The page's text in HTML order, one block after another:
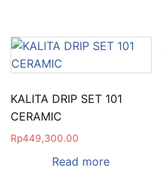
KALITA DRIP SET 101
CERAMIC
Rp449,300.00
Read more